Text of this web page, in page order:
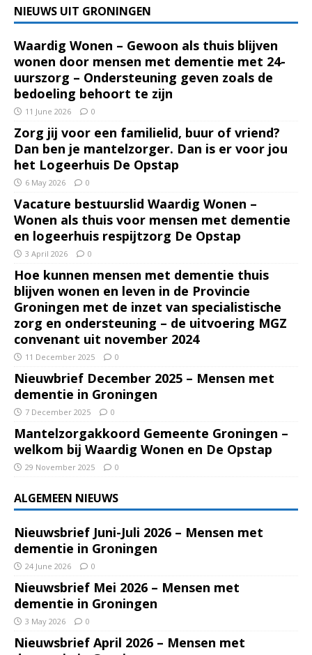
NIEUWS UIT GRONINGEN
Waardig Wonen – Gewoon als thuis blijven
wonen door mensen met dementie met 24-
uurszorg – Ondersteuning geven zoals de
bedoeling behoort te zijn
11 June 2026 0
Zorg jij voor een familielid, buur of vriend?
Dan ben je mantelzorger. Dan is er voor jou
het Logeerhuis De Opstap
6 May 2026 0
Vacature bestuurslid Waardig Wonen –
Wonen als thuis voor mensen met dementie
en logeerhuis respijtzorg De Opstap
3 April 2026 0
Hoe kunnen mensen met dementie thuis
blijven wonen en leven in de Provincie
Groningen met de inzet van specialistische
zorg en ondersteuning – de uitvoering MGZ
convenant uit november 2024
11 December 2025 0
Nieuwbrief December 2025 – Mensen met
dementie in Groningen
7 December 2025 0
Mantelzorgakkoord Gemeente Groningen –
welkom bij Waardig Wonen en De Opstap
29 November 2025 0
ALGEMEEN NIEUWS
Nieuwsbrief Juni-Juli 2026 – Mensen met
dementie in Groningen
24 June 2026 0
Nieuwsbrief Mei 2026 – Mensen met
dementie in Groningen
3 May 2026 0
Nieuwsbrief April 2026 – Mensen met